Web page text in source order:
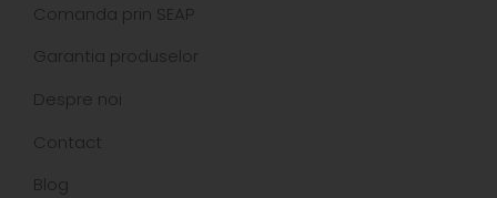
Comanda prin SEAP
Garantia produselor
Despre noi
Contact
Blog